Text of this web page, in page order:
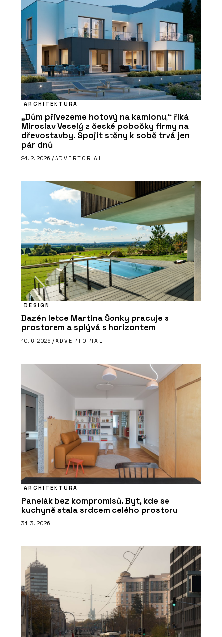
ARCHITEKTURA
„Dům přivezeme hotový na kamionu,“ říká
Miroslav Veselý z české pobočky firmy na
dřevostavby. Spojit stěny k sobě trvá jen
pár dnů
24. 2. 2026 / ADVERTORIAL
DESIGN
Bazén letce Martina Šonky pracuje s
prostorem a splývá s horizontem
10. 6. 2026 / ADVERTORIAL
ARCHITEKTURA
Panelák bez kompromisů. Byt, kde se
kuchyně stala srdcem celého prostoru
31. 3. 2026